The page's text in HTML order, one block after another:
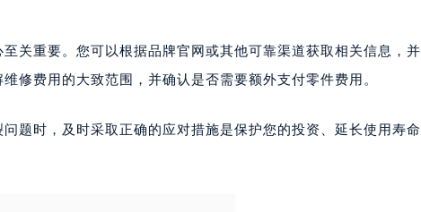
层2905室（需提前预约）
中心（品牌授权店）1层整层（需提前预约）
心（品牌授权店）1层整层（需提前预约）
1015室（需提前预约）
关重要。您可以根据品牌官网或其他可靠渠道获取相关信息，并
修费用的大致范围，并确认是否需要额外支付零件费用。
题时，及时采取正确的应对措施是保护您的投资、延长使用寿命